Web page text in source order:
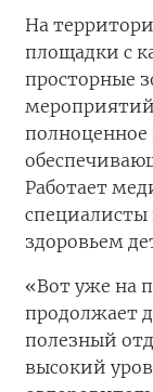
На
площадки с
просторные
полноценное
Работает
специалисты
здоровьем
«Вот уже на
продолжает
полезный
высокий